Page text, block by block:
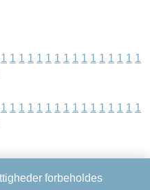
1 1 1 1 1 1 1 1 1 1 1 1 1 1 1 1
1 1 1 1 1 1 1 1 1 1 1 1 1 1 1 1
forbeholdes